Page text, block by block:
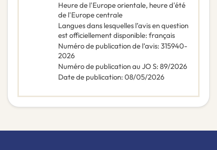
Heure de l'Europe orientale, heure d'été
de l'Europe centrale
Langues dans lesquelles l’avis en question
est officiellement disponible: français
Numéro de publication de l’avis: 315940-
2026
Numéro de publication au JO S: 89/2026
Date de publication: 08/05/2026